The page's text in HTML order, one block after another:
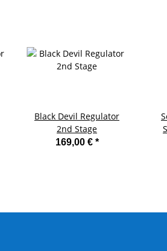
Black Devil Regulator
2nd Stage
169,00 € *